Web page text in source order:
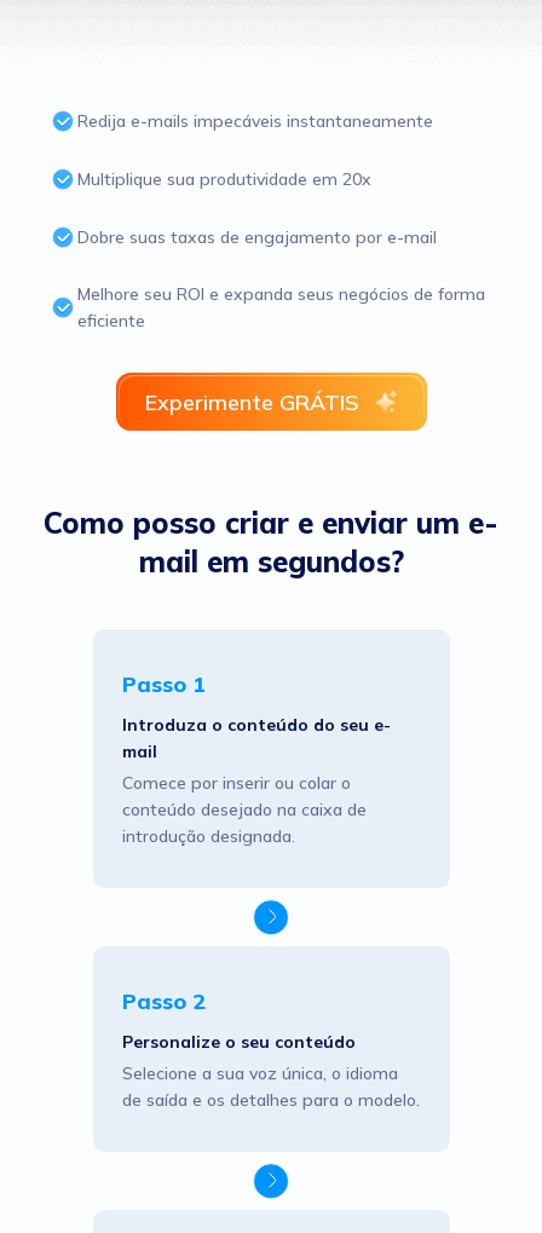
Redija e-mails impecáveis instantaneamente
Multiplique sua produtividade em 20x
Dobre suas taxas de engajamento por e-mail
Melhore seu ROI e expanda seus negócios de forma
eficiente
Experimente GRÁTIS
Como posso criar e enviar um e-
mail em segundos?
Passo 1
Introduza o conteúdo do seu e-
mail
Comece por inserir ou colar o
conteúdo desejado na caixa de
introdução designada.
Passo 2
Personalize o seu conteúdo
Selecione a sua voz única, o idioma
de saída e os detalhes para o modelo.